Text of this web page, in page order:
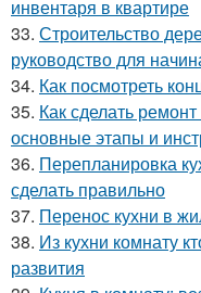
инвентаря в квартире
33. Строительство
руководство для
34. Как посмотреть
35. Как сделать
основные этапы и
36. Перепланировка
сделать правильно
37. Перенос кухни в
38. Из кухни комнату
развития